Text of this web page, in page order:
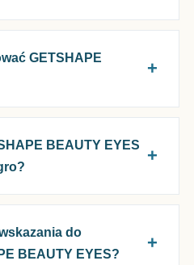
GETSHAPE
BEAUTY EYES
do
BEAUTY EYES?